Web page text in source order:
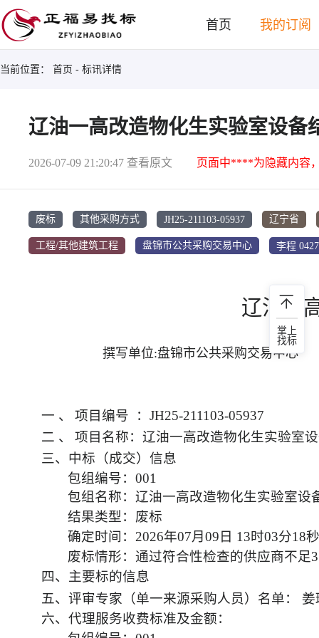
首页 我的订阅
当前位置： 首页 - 标讯详情
辽油一高改造物化生实验室设备
2026-07-09 21:20:47 查看原文 页面中****为隐藏内容
废标 其他采购方式 JH25-211103-05937 辽宁省
工程/其他建筑工程 盘锦市公共采购交易中心 李程
辽油一
撰写单位:盘锦市公共采购交易中心
一 、 项目编号
：JH25-211103-05937
二 、
项目名称：辽油一高改造物化生实验室
三、中标（成交）信息
包组编号：001
包组名称：辽油一高改造物化生实验室设
结果类型：废标
确定时间：2026年07月09日 13时03分18秒
废标情形：通过符合性检查的供应商不
四、主要标的信息
五、评审专家（单一来源采购人员）名单：
姜
六、代理服务收费标准及金额：
掌上
找标